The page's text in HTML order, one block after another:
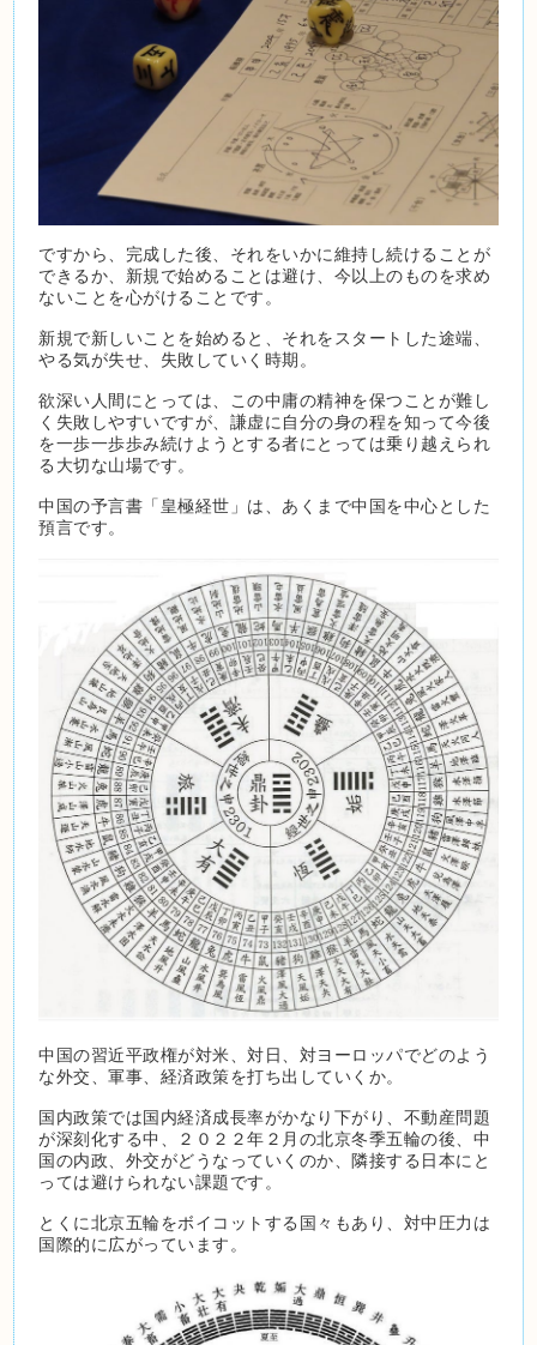
ですから、完成した後、それをいかに維持し続けることが
できるか、新規で始めることは避け、今以上のものを求め
ないことを心がけることです。
新規で新しいことを始めると、それをスタートした途端、
やる気が失せ、失敗していく時期。
欲深い人間にとっては、この中庸の精神を保つことが難し
く失敗しやすいですが、謙虚に自分の身の程を知って今後
を一歩一歩歩み続けようとする者にとっては乗り越えられ
る大切な山場です。
中国の予言書「皇極経世」は、あくまで中国を中心とした
預言です。
中国の習近平政権が対米、対日、対ヨーロッパでどのよう
な外交、軍事、経済政策を打ち出していくか。
国内政策では国内経済成長率がかなり下がり、不動産問題
が深刻化する中、２０２２年２月の北京冬季五輪の後、中
国の内政、外交がどうなっていくのか、隣接する日本にと
っては避けられない課題です。
とくに北京五輪をボイコットする国々もあり、対中圧力は
国際的に広がっています。